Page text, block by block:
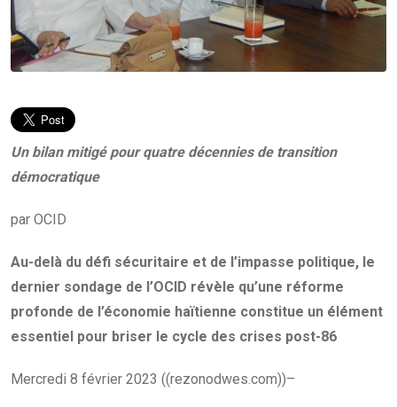
Un bilan mitigé pour quatre décennies de transition
démocratique
par OCID
Au-delà du défi sécuritaire et de l’impasse politique, le
dernier sondage de l’OCID révèle qu’une réforme
profonde de l’économie haïtienne constitue un élément
essentiel pour briser le cycle des crises post-86
Mercredi 8 février 2023 ((rezonodwes.com))–